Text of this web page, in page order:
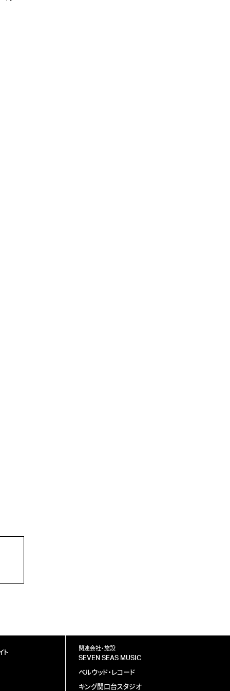
ト
関連会社・施設
SEVEN SEAS MUSIC
ベルウッド・レコード
キング関口台スタジオ